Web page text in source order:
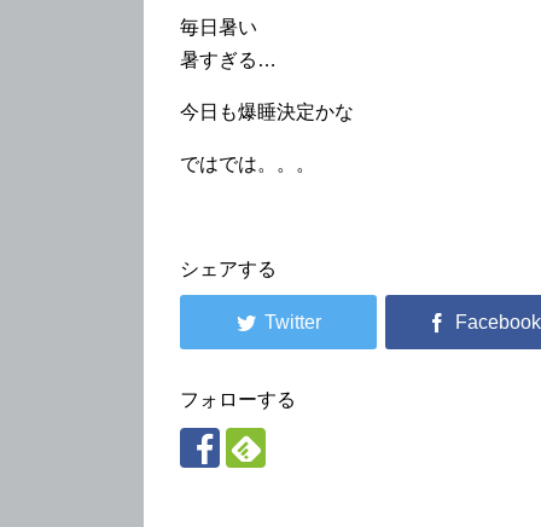
毎日暑い
暑すぎる…
今日も爆睡決定かな
ではでは。。。
シェアする
フォローする